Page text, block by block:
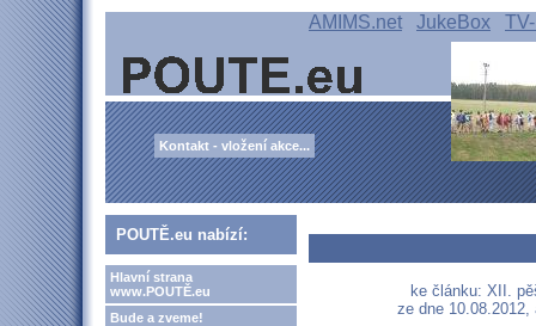
AMIMS.net JukeBox
Kontakt - vložení akce...
POUTĚ.eu nabízí:
Hlavní strana
www.POUTĚ.eu
Bude a zveme!
ke článku: XII.
ze dne